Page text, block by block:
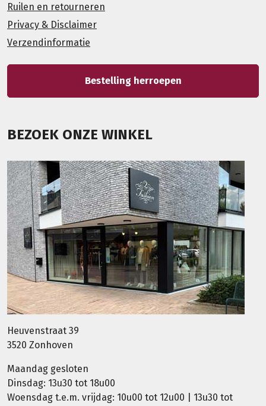
Ruilen en retourneren
Privacy & Disclaimer
Verzendinformatie
Bestelling herroepen
BEZOEK ONZE WINKEL
Heuvenstraat 39
3520 Zonhoven
Maandag gesloten
Dinsdag: 13u30 tot 18u00
Woensdag t.e.m. vrijdag: 10u00 tot 12u00 | 13u30 tot